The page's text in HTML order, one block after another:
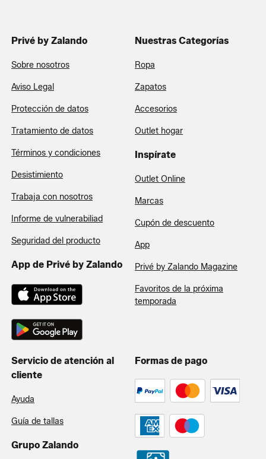
Privé by Zalando
Sobre nosotros
Aviso Legal
Protección de datos
Tratamiento de datos
Términos y condiciones
Desistimiento
Trabaja con nosotros
Informe de vulnerabiliad
Seguridad del producto
App de Privé by Zalando
Nuestras Categorías
Ropa
Zapatos
Accesorios
Outlet hogar
Inspírate
Outlet Online
Marcas
Cupón de descuento
App
Privé by Zalando Magazine
Favoritos de la próxima
temporada
Servicio de atención al
cliente
Ayuda
Guía de tallas
Grupo Zalando
Formas de pago